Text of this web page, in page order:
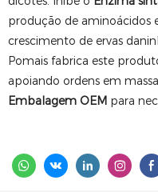
produção de
crescimento de ervas
Pomais fabrica este
apoiando ordens em
Embalagem OEM para